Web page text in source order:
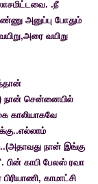
.நீ
அனுப்பு போதும்
வயிறு
நான் சென்னையில்
காலியாகவே
நான் இங்கு
காபி பேலஸ் ரவா
காமாட்சி